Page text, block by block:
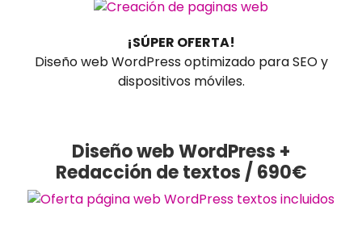
¡SÚPER OFERTA!
Diseño web WordPress optimizado para SEO y
dispositivos móviles.
Diseño web WordPress +
Redacción de textos / 690€